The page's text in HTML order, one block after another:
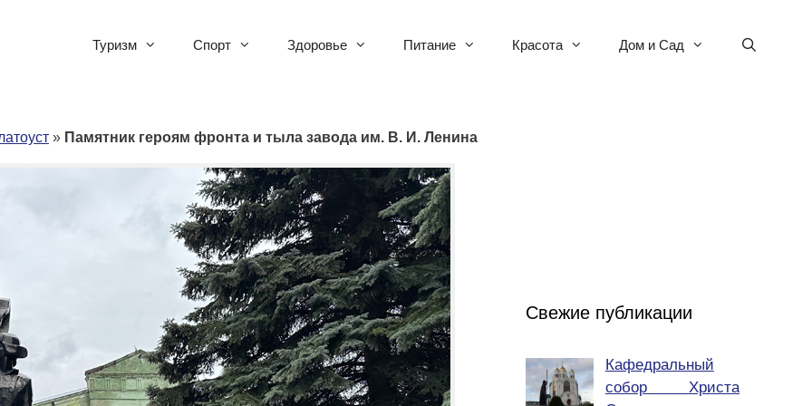
Туризм Спорт Здоровье Питание Красота Дом и Сад
» Памятник героям фронта и тыла завода им. В. И. Ленина
Свежие публикации
Кафедральный
собор Христа